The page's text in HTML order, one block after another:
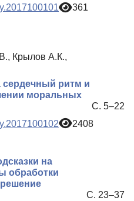
361
Крылов А.К.,
сердечный ритм и
моральных
С. 5–22
2408
на
обработки
С. 23–37